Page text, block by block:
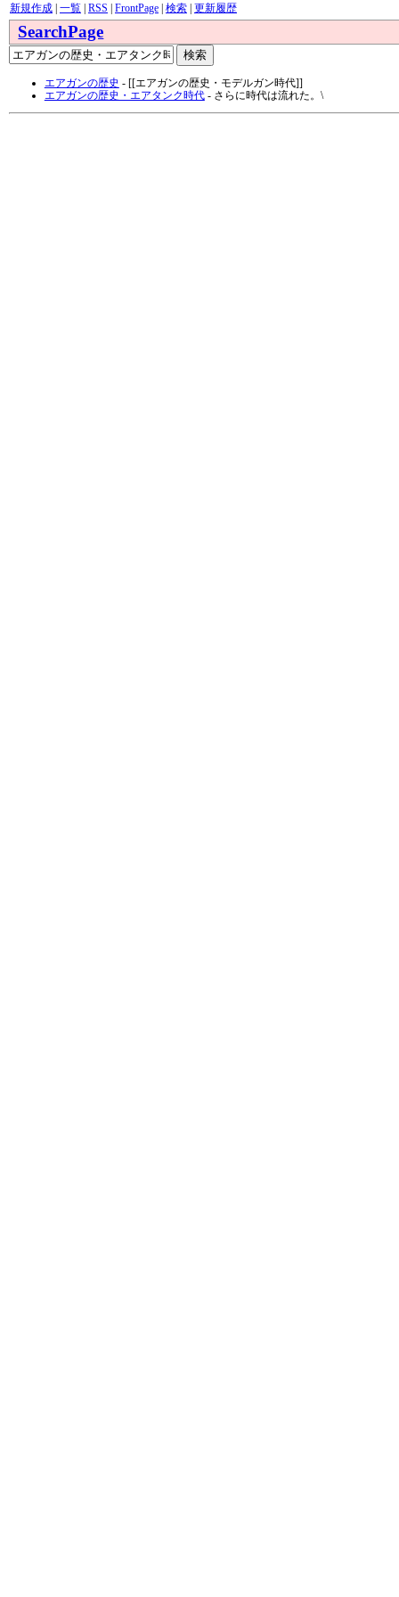
新規作成| 一覧| RSS FrontPage| 検索| 更新履歴
SearchPage
エアガンの歴史 - [[エアガンの歴史・モデルガン時代]]
エアガンの歴史・エアタンク時代- さらに時代は流れた。\